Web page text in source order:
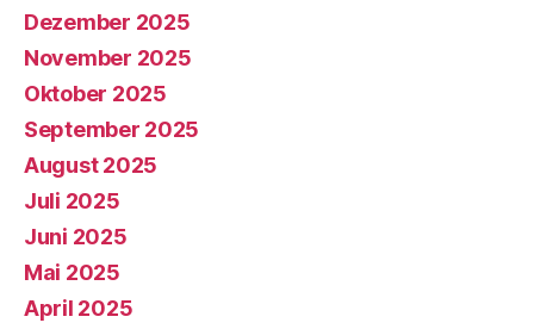
Dezember 2025
November 2025
Oktober 2025
September 2025
August 2025
Juli 2025
Juni 2025
Mai 2025
April 2025